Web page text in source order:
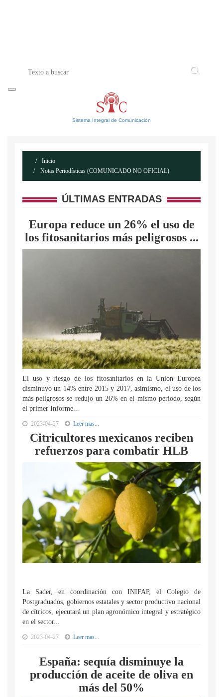
Sistema Integral de Comunicacion
Inicio
Notas Periodísticas (COMUNICADO NO OFICIAL)
ÚLTIMAS ENTRADAS
Europa reduce un 26% el uso de
los fitosanitarios más peligrosos ...
El uso y riesgo de los fitosanitarios en la Unión Europea
disminuyó un 14% entre 2015 y 2017, asimismo, el uso de los
más peligrosos se redujo un 26% en el mismo periodo, según
el primer Informe...
2023-04-27 Leer mas...
Citricultores mexicanos reciben
refuerzos para combatir HLB
La Sader, en coordinación con INIFAP, el Colegio de
Postgraduados, gobiernos estatales y sector productivo nacional
de cítricos, ejecutará un plan agronómico integral y estratégico
en el sector...
2023-04-27 Leer mas...
España: sequía disminuye la
producción de aceite de oliva en
más del 50%